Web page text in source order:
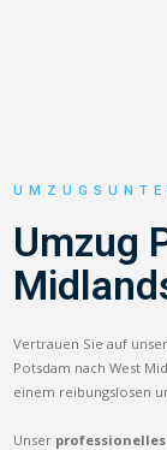
Umzug
Vertrauen Sie auf
Potsdam nach West
einem reibungslosen
Unser